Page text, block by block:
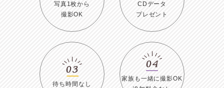
写真1枚から
撮影OK
CDデータ
プレゼント
待ち時間なし
家族も一緒に撮影OK